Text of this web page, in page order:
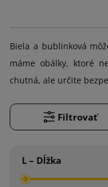
Biela a bublinková
máme obálky, ktoré
chutná, ale určite
Filtrovať
L – Dĺžka